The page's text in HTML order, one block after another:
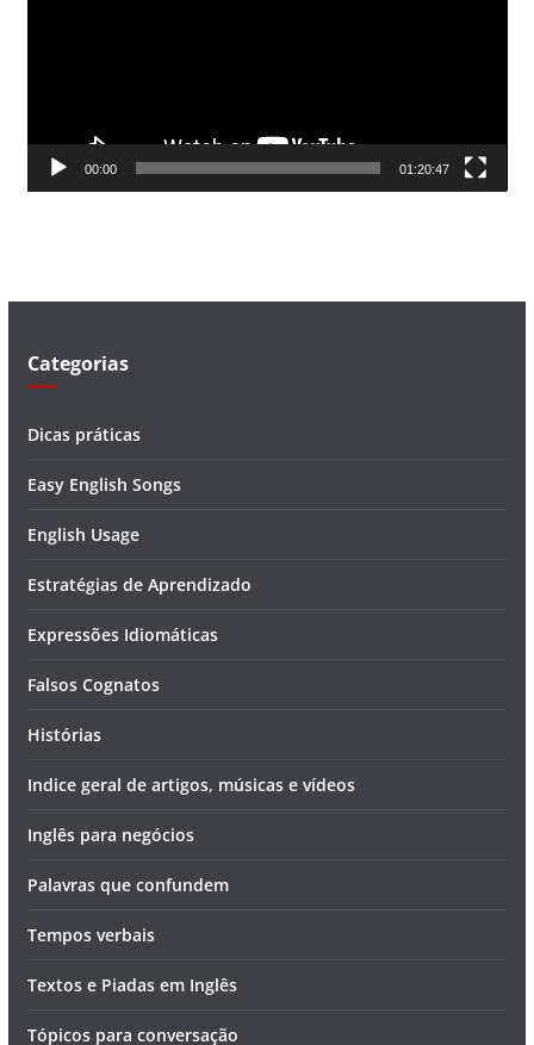
d
00:00 01:20:47
Categorias
Dicas práticas
Easy English Songs
English Usage
Estratégias de Aprendizado
Expressões Idiomáticas
Falsos Cognatos
Histórias
Indice geral de artigos, músicas e vídeos
Inglês para negócios
Palavras que confundem
Tempos verbais
Textos e Piadas em Inglês
Tópicos para conversação